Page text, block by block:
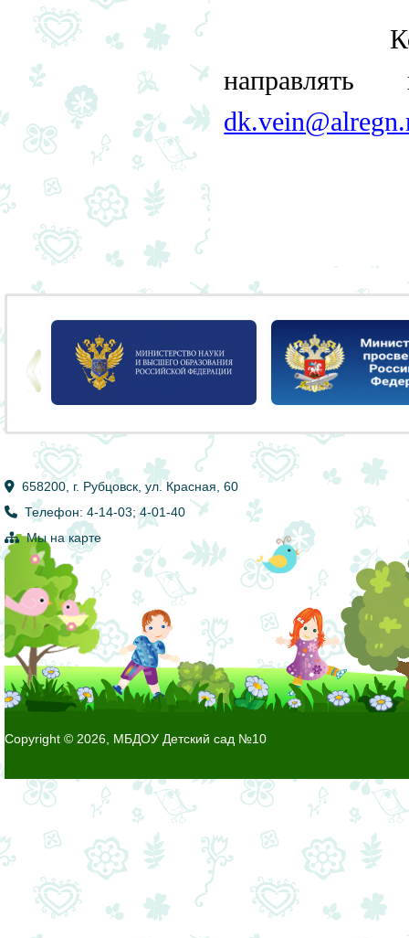
Копии
658200, г. Рубцовск, ул. Красная, 60
Телефон: 4-14-03; 4-01-40
Мы на карте
Copyright © 2026, МБДОУ Детский сад №10